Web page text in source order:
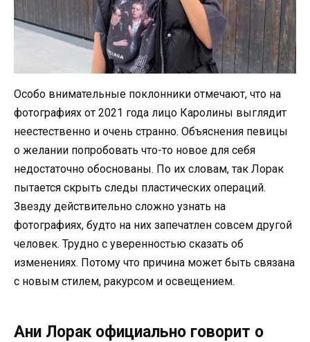
Особо внимательные поклонники отмечают, что на
фотографиях от 2021 года лицо Каролины выглядит
неестественно и очень странно. Объяснения певицы
о желании попробовать что-то новое для себя
недостаточно обоснованы. По их словам, так Лорак
пытается скрыть следы пластических операций.
Звезду действительно сложно узнать на
фотографиях, будто на них запечатлен совсем другой
человек. Трудно с уверенностью сказать об
изменениях. Потому что причина может быть связана
с новым стилем, ракурсом и освещением.
Ани Лорак официально говорит о